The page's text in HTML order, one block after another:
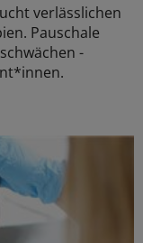
verlässlichen
Pauschale
-